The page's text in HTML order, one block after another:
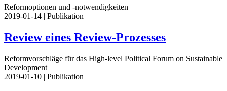
Reformoptionen und -notwendigkeiten
2019-01-14 | Publikation
Review eines Review-Prozesses
Reformvorschläge für das High-level Political Forum on Sustainable
Development
2019-01-10 | Publikation